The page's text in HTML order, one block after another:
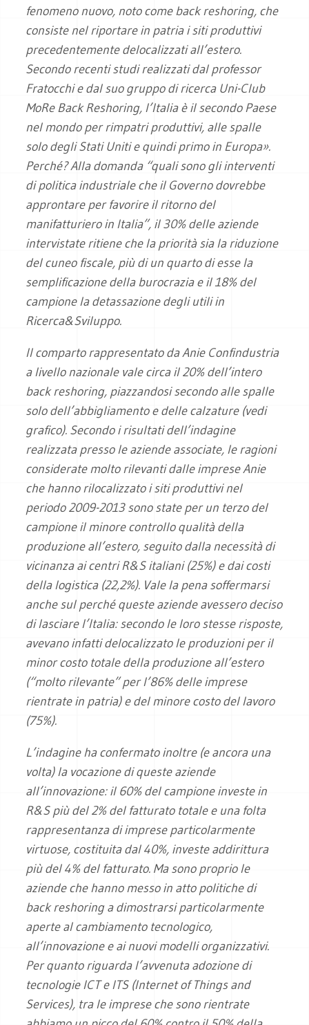
fenomeno nuovo, noto come back reshoring, che
consiste nel riportare in patria i siti produttivi
precedentemente delocalizzati all’estero.
Secondo recenti studi realizzati dal professor
Fratocchi e dal suo gruppo di ricerca Uni-Club
MoRe Back Reshoring, l’Italia è il secondo Paese
nel mondo per rimpatri produttivi, alle spalle
solo degli Stati Uniti e quindi primo in Europa».
Perché? Alla domanda “quali sono gli interventi
di politica industriale che il Governo dovrebbe
approntare per favorire il ritorno del
manifatturiero in Italia”, il 30% delle aziende
intervistate ritiene che la priorità sia la riduzione
del cuneo fiscale, più di un quarto di esse la
semplificazione della burocrazia e il 18% del
campione la detassazione degli utili in
Ricerca&Sviluppo.
Il comparto rappresentato da Anie Confindustria
a livello nazionale vale circa il 20% dell’intero
back reshoring, piazzandosi secondo alle spalle
solo dell’abbigliamento e delle calzature (vedi
grafico). Secondo i risultati dell’indagine
realizzata presso le aziende associate, le ragioni
considerate molto rilevanti dalle imprese Anie
che hanno rilocalizzato i siti produttivi nel
periodo 2009-2013 sono state per un terzo del
campione il minore controllo qualità della
produzione all’estero, seguito dalla necessità di
vicinanza ai centri R&S italiani (25%) e dai costi
della logistica (22,2%). Vale la pena soffermarsi
anche sul perché queste aziende avessero deciso
di lasciare l’Italia: secondo le loro stesse risposte,
avevano infatti delocalizzato le produzioni per il
minor costo totale della produzione all’estero
(“molto rilevante” per l’86% delle imprese
rientrate in patria) e del minore costo del lavoro
(75%).
L’indagine ha confermato inoltre (e ancora una
volta) la vocazione di queste aziende
all’innovazione: il 60% del campione investe in
R&S più del 2% del fatturato totale e una folta
rappresentanza di imprese particolarmente
virtuose, costituita dal 40%, investe addirittura
più del 4% del fatturato. Ma sono proprio le
aziende che hanno messo in atto politiche di
back reshoring a dimostrarsi particolarmente
aperte al cambiamento tecnologico,
all’innovazione e ai nuovi modelli organizzativi.
Per quanto riguarda l’avvenuta adozione di
tecnologie ICT e ITS (Internet of Things and
Services), tra le imprese che sono rientrate